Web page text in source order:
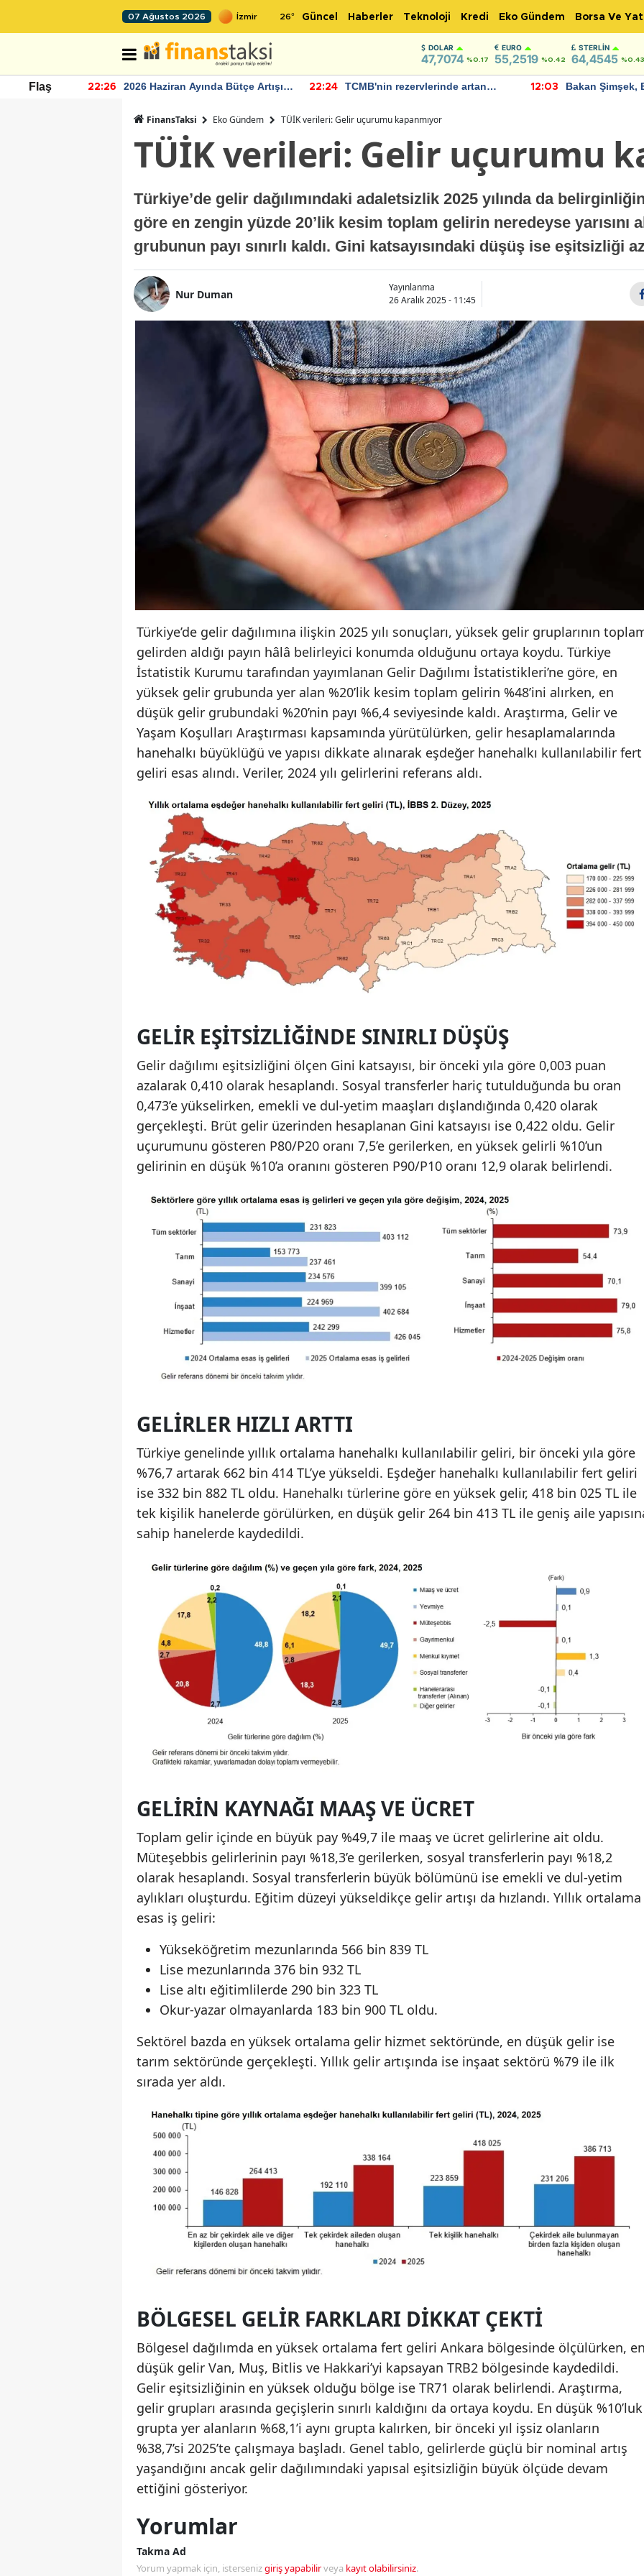
07 Ağustos 2026 26° Güncel Haberler Teknoloji Kredi Eko Gündem Borsa Ve
DOLAR
47,7074 %0.17
EURO
55,2519 %0.42
STERLIN
64,4545 %0.43
Flaş 22:26
2026 Haziran Ayında Bütçe Artışı
22:24
TCMB'nin rezervlerinde artan
12:03
Bakan Şimşek,
FinansTaksi Eko Gündem TÜİK verileri: Gelir uçurumu kapanmıyor
TÜİK verileri: Gelir uçurumu
Türkiye’de gelir dağılımındaki adaletsizlik 2025 yılında da
göre en zengin yüzde 20’lik kesim toplam gelirin neredeyse yarısını
grubunun payı sınırlı kaldı. Gini katsayısındaki düşüş ise eşitsizliği
Nur Duman
Yayınlanma
26 Aralık 2025 - 11:45
Türkiye’de gelir dağılımına ilişkin 2025 yılı sonuçları, yüksek gelir gruplarının
gelirden aldığı payın hâlâ belirleyici konumda olduğunu ortaya koydu. Türkiye
İstatistik Kurumu tarafından yayımlanan Gelir Dağılımı İstatistikleri’ne göre, en
yüksek gelir grubunda yer alan %20’lik kesim toplam gelirin %48’ini alırken, en
düşük gelir grubundaki %20’nin payı %6,4 seviyesinde kaldı. Araştırma, Gelir ve
Yaşam Koşulları Araştırması kapsamında yürütülürken, gelir hesaplamalarında
hanehalkı büyüklüğü ve yapısı dikkate alınarak eşdeğer hanehalkı kullanılabilir fert
geliri esas alındı. Veriler, 2024 yılı gelirlerini referans aldı.
GELIR EŞITSIZLIĞINDE SINIRLI DÜŞÜŞ
Gelir dağılımı eşitsizliğini ölçen Gini katsayısı, bir önceki yıla göre 0,003 puan
azalarak 0,410 olarak hesaplandı. Sosyal transferler hariç tutulduğunda bu oran
0,473’e yükselirken, emekli ve dul-yetim maaşları dışlandığında 0,420 olarak
gerçekleşti. Brüt gelir üzerinden hesaplanan Gini katsayısı ise 0,422 oldu. Gelir
uçurumunu gösteren P80/P20 oranı 7,5’e gerilerken, en yüksek gelirli %10’un
gelirinin en düşük %10’a oranını gösteren P90/P10 oranı 12,9 olarak belirlendi.
GELIRLER HIZLI ARTTI
Türkiye genelinde yıllık ortalama hanehalkı kullanılabilir geliri, bir önceki yıla göre
%76,7 artarak 662 bin 414 TL’ye yükseldi. Eşdeğer hanehalkı kullanılabilir fert geliri
ise 332 bin 882 TL oldu. Hanehalkı türlerine göre en yüksek gelir, 418 bin 025 TL ile
tek kişilik hanelerde görülürken, en düşük gelir 264 bin 413 TL ile geniş aile
sahip hanelerde kaydedildi.
GELIRIN KAYNAĞI MAAŞ VE ÜCRET
Toplam gelir içinde en büyük pay %49,7 ile maaş ve ücret gelirlerine ait oldu.
Müteşebbis gelirlerinin payı %18,3’e gerilerken, sosyal transferlerin payı %18,2
olarak hesaplandı. Sosyal transferlerin büyük bölümünü ise emekli ve dul-yetim
aylıkları oluşturdu. Eğitim düzeyi yükseldikçe gelir artışı da hızlandı. Yıllık ortalama
esas iş geliri:
Yükseköğretim mezunlarında 566 bin 839 TL
Lise mezunlarında 376 bin 932 TL
Lise altı eğitimlilerde 290 bin 323 TL
Okur-yazar olmayanlarda 183 bin 900 TL oldu.
Sektörel bazda en yüksek ortalama gelir hizmet sektöründe, en düşük gelir ise
tarım sektöründe gerçekleşti. Yıllık gelir artışında ise inşaat sektörü %79 ile ilk
sırada yer aldı.
BÖLGESEL GELIR FARKLARI DIKKAT ÇEKTI
Bölgesel dağılımda en yüksek ortalama fert geliri Ankara bölgesinde ölçülürken,
düşük gelir Van, Muş, Bitlis ve Hakkari’yi kapsayan TRB2 bölgesinde kaydedildi.
Gelir eşitsizliğinin en yüksek olduğu bölge ise TR71 olarak belirlendi. Araştırma,
gelir grupları arasında geçişlerin sınırlı kaldığını da ortaya koydu. En düşük %10’luk
grupta yer alanların %68,1’i aynı grupta kalırken, bir önceki yıl işsiz olanların
%38,7’si 2025’te çalışmaya başladı. Genel tablo, gelirlerde güçlü bir nominal artış
yaşandığını ancak gelir dağılımındaki yapısal eşitsizliğin büyük ölçüde devam
ettiğini gösteriyor.
Yorumlar
Takma Ad
Yorum yapmak için, istersenizgiriş yapabilirveya kayıt olabilirsiniz.